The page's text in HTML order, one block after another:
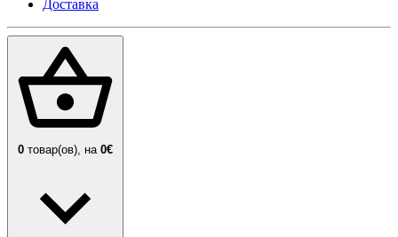
Доставка
0 товар(ов), на 0€